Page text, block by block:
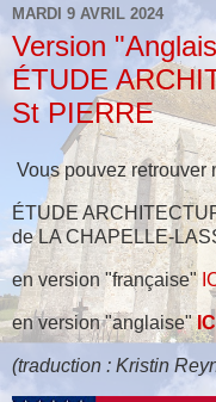
MARDI 9 AVRIL 2024
Version
ÉTUDE
St PIERRE
Vous pouvez retrouver
ÉTUDE
de LA CHAPELLE-
en version "française"
en version "anglaise"ICI
(traduction : Kristin